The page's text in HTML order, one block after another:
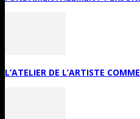
L’ATELIER DE L’ARTISTE